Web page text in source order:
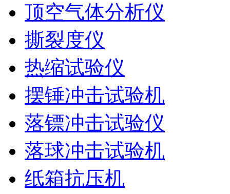
顶空气体分析仪
撕裂度仪
热缩试验仪
摆锤冲击试验机
落镖冲击试验仪
落球冲击试验机
纸箱抗压机